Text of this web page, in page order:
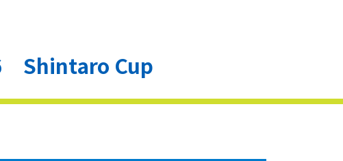
Shintaro Cup